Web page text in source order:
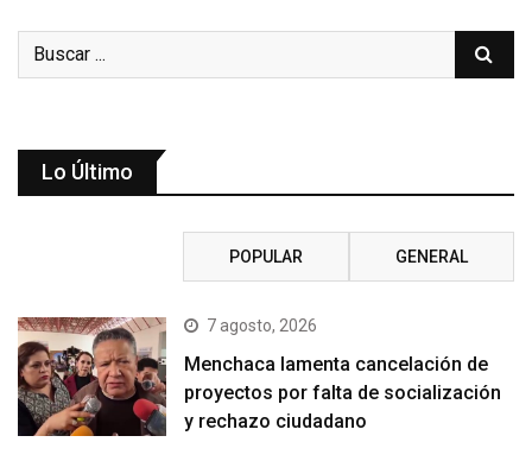
Lo Último
POPULAR GENERAL
7 agosto, 2026
Menchaca lamenta cancelación de
proyectos por falta de socialización
y rechazo ciudadano